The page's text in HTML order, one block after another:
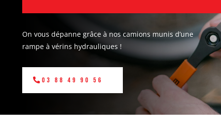
On vous dépanne grâce à nos camions munis d’une
rampe à vérins hydrauliques !
03 88 49 90 56